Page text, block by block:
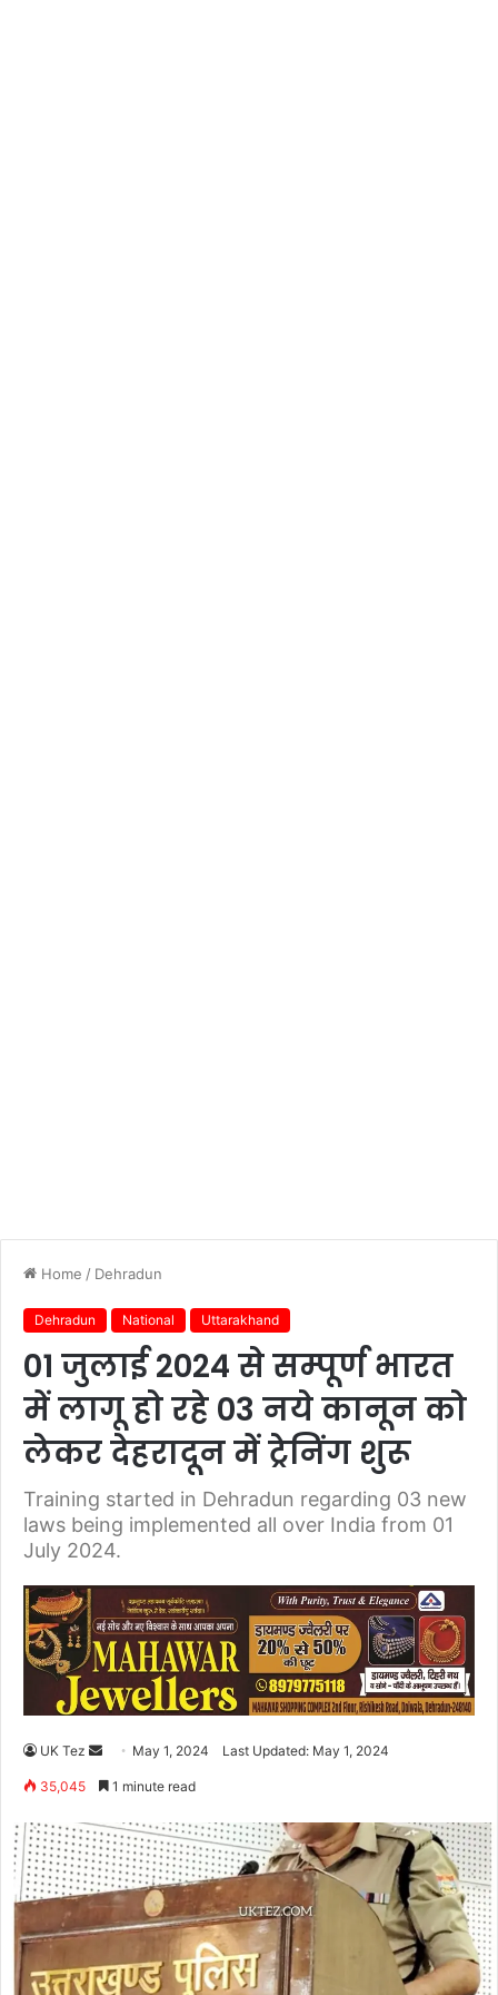
Home / Dehradun
Dehradun National Uttarakhand
01 जुलाई 2024 से सम्पूर्ण भारत
में लागू हो रहे 03 नये कानून को
लेकर देहरादून में ट्रेनिंग शुरू
Training started in Dehradun regarding 03 new
laws being implemented all over India from 01
July 2024.
UK Tez
e
d
a
n
e
a
i
May 1, 2024 Last Updated: May 1, 2024
35,045 1 minute read